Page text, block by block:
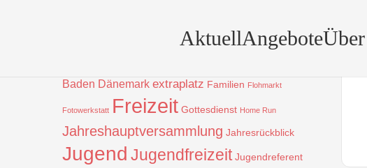
AktuellAngebote
Bauprojekt Bulgarien
Baden Dänemark extraplatz Familien Flohmarkt
Fotowerkstatt Freizeit Gottesdienst Home Run
Jahreshauptversammlung Jahresrückblick
Jugend Jugendfreizeit Jugendreferent